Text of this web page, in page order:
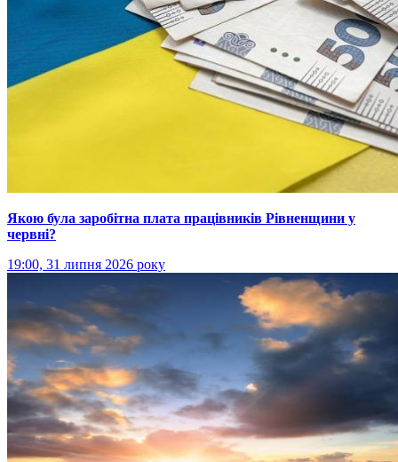
Якою була заробітна плата працівників Рівненщини у
червні?
19:00, 31 липня 2026 року